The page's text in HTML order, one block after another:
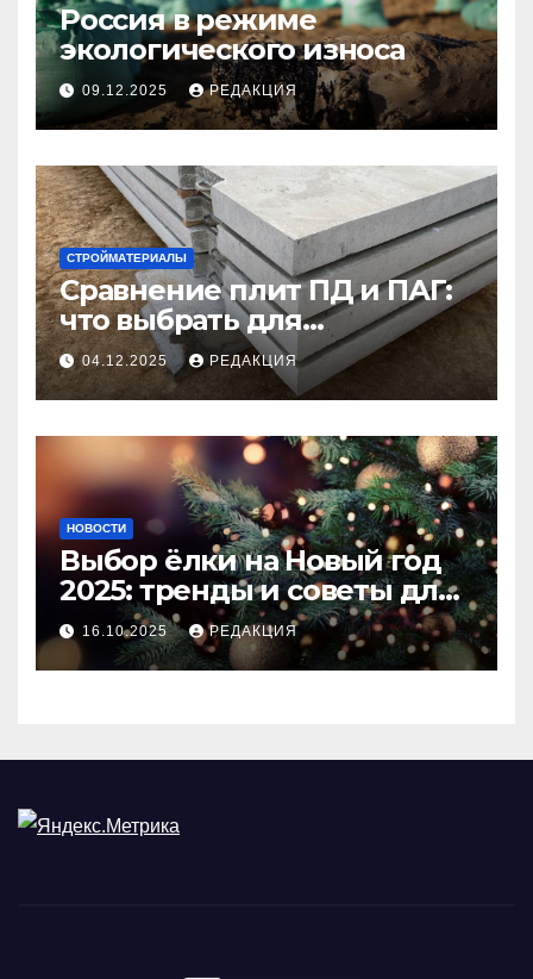
Россия в режиме
экологического износа
09.12.2025 РЕДАКЦИЯ
СТРОЙМАТЕРИАЛЫ
Сравнение плит ПД и ПАГ:
что выбрать для
долговечного и прочного
покрытия
04.12.2025 РЕДАКЦИЯ
НОВОСТИ
Выбор ёлки на Новый год
2025: тренды и советы для
идеального праздника
16.10.2025 РЕДАКЦИЯ